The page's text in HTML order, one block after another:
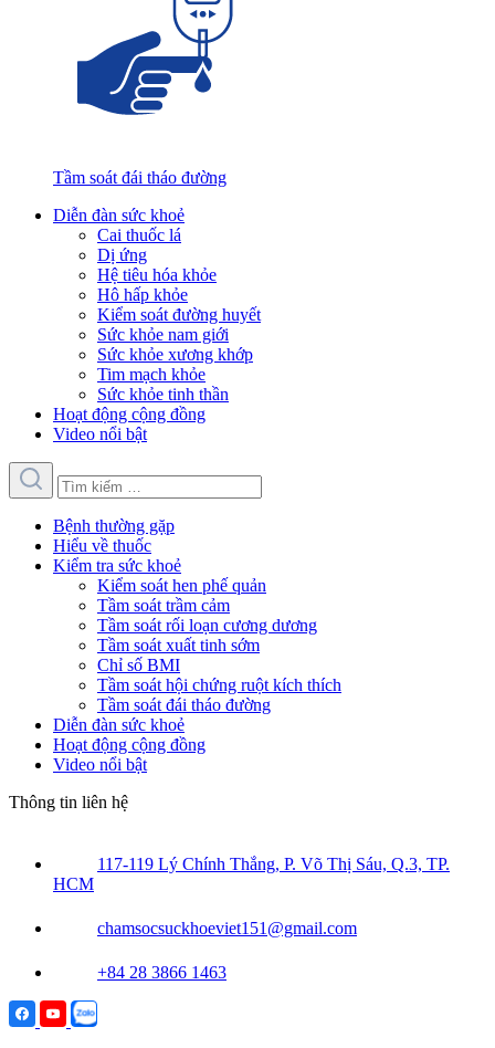
Tầm soát đái tháo đường
Diễn đàn sức khoẻ
Cai thuốc lá
Dị ứng
Hệ tiêu hóa khỏe
Hô hấp khỏe
Kiểm soát đường huyết
Sức khỏe nam giới
Sức khỏe xương khớp
Tim mạch khỏe
Sức khỏe tinh thần
Hoạt động cộng đồng
Video nổi bật
Bệnh thường gặp
Hiểu về thuốc
Kiểm tra sức khoẻ
Kiểm soát hen phế quản
Tầm soát trầm cảm
Tầm soát rối loạn cương dương
Tầm soát xuất tinh sớm
Chỉ số BMI
Tầm soát hội chứng ruột kích thích
Tầm soát đái tháo đường
Diễn đàn sức khoẻ
Hoạt động cộng đồng
Video nổi bật
Thông tin liên hệ
117-119 Lý Chính Thắng, P. Võ Thị Sáu, Q.3, TP.
HCM
chamsocsuckhoeviet151@gmail.com
+84 28 3866 1463